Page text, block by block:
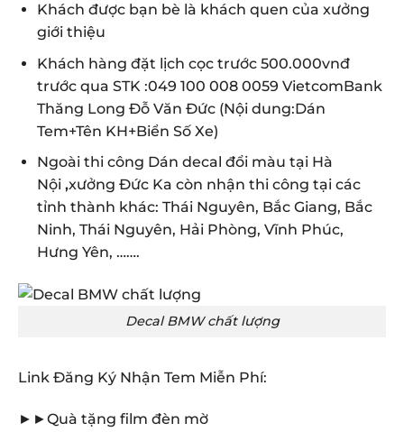
Khách được bạn bè là khách quen của xưởng
giới thiệu
Khách hàng đặt lịch cọc trước 500.000vnđ
trước qua STK :049 100 008 0059 VietcomBank
Thăng Long Đỗ Văn Đức (Nội dung:Dán
Tem+Tên KH+Biển Số Xe)
Ngoài thi công Dán decal đổi màu tại Hà
Nội ,xưởng Đức Ka còn nhận thi công tại các
tỉnh thành khác: Thái Nguyên, Bắc Giang, Bắc
Ninh, Thái Nguyên, Hải Phòng, Vĩnh Phúc,
Hưng Yên, …….
Decal BMW chất lượng
Link Đăng Ký Nhận Tem Miễn Phí:
►►Quà tặng film đèn mờ